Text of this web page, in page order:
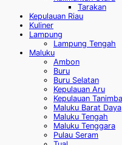
Tarakan
Kepulauan Riau
Kuliner
Lampung
Lampung Tengah
Maluku
Ambon
Buru
Buru Selatan
Kepulauan Aru
Kepulauan
Maluku Barat Daya
Maluku Tengah
Maluku Tenggara
Pulau Seram